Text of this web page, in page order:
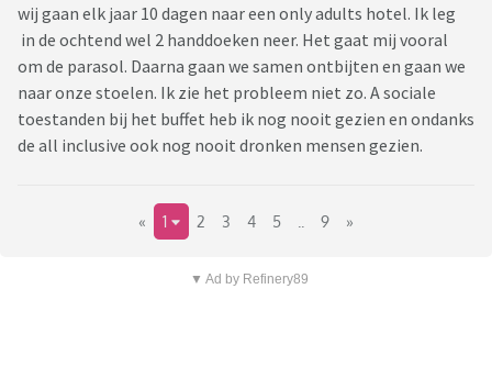
wij gaan elk jaar 10 dagen naar een only adults hotel. Ik leg
in de ochtend wel 2 handdoeken neer. Het gaat mij vooral
om de parasol. Daarna gaan we samen ontbijten en gaan we
naar onze stoelen. Ik zie het probleem niet zo. A sociale
toestanden bij het buffet heb ik nog nooit gezien en ondanks
de all inclusive ook nog nooit dronken mensen gezien.
« 1 2 3 4 5 9 »
▼ Ad by Refinery89